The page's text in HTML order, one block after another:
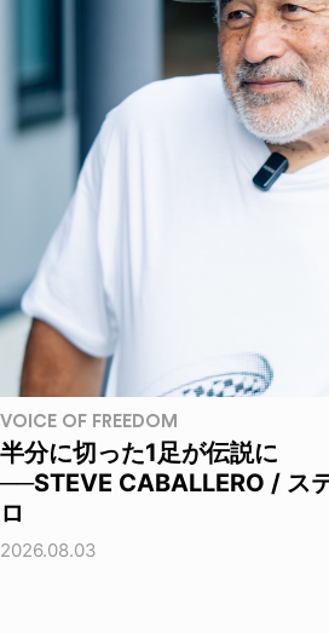
VOICE OF FREEDOM
半分に切った1足が伝説に
──STEVE CABALLERO / ス
ロ
2026.08.03